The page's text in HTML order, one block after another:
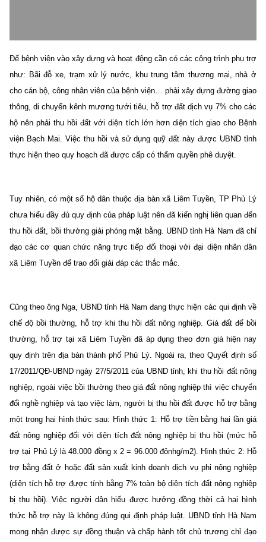
Để bệnh viện vào xây dựng và hoạt động cần có các công trình phụ trợ
như: Bãi đỗ xe, trạm xử lý nước, khu trung tâm thương mại, nhà ở
cho cán bộ, công nhân viên của bệnh viện… phải xây dựng đường giao
thông, di chuyển kênh mương tưới tiêu, hỗ trợ đất dịch vụ 7% cho các
hộ nên phải thu hồi đất với diện tích lớn hơn diện tích giao cho Bệnh
viện Bạch Mai. Việc thu hồi và sử dụng quỹ đất này được UBND tỉnh
thực hiện theo quy hoạch đã được cấp có thẩm quyền phê duyệt.
Tuy nhiên, có một số hộ dân thuộc địa bàn xã Liêm Tuyền, TP Phủ Lý
chưa hiểu đầy đủ quy định của pháp luật nên đã kiến nghị liên quan đến
thu hồi đất, bồi thường giải phóng mặt bằng. UBND tỉnh Hà Nam đã chỉ
đạo các cơ quan chức năng trực tiếp đối thoại với đại diện nhân dân
xã Liêm Tuyền để trao đổi giải đáp các thắc mắc.
Cũng theo ông Nga, UBND tỉnh Hà Nam đang thực hiện các qui định về
chế độ bồi thường, hỗ trợ khi thu hồi đất nông nghiệp. Giá đất để bồi
thường, hỗ trợ tại xã Liêm Tuyền đã áp dụng theo đơn giá hiện nay
quy định trên địa bàn thành phố Phủ Lý. Ngoài ra, theo Quyết định số
17/2011/QĐ-UBND ngày 27/5/2011 của UBND tỉnh, khi thu hồi đất nông
nghiệp, ngoài việc bồi thường theo giá đất nông nghiệp thì việc chuyển
đổi nghề nghiệp và tạo việc làm, người bị thu hồi đất được hỗ trợ bằng
một trong hai hình thức sau: Hình thức 1: Hỗ trợ tiền bằng hai lần giá
đất nông nghiệp đối với diện tích đất nông nghiệp bị thu hồi (mức hỗ
trợ tại Phủ Lý là 48.000 đồng x 2 = 96.000 đônhg/m2). Hình thức 2: Hỗ
trợ bằng đất ở hoặc đất sản xuất kinh doanh dịch vụ phi nông nghiệp
(diện tích hỗ trợ được tính bằng 7% toàn bộ diện tích đất nông nghiệp
bị thu hồi). Việc người dân hiểu được hưởng đồng thời cả hai hình
thức hỗ trợ này là không đúng qui định pháp luật. UBND tỉnh Hà Nam
mong nhận được sự đồng thuận và chấp hành tốt chủ trương chỉ đạo